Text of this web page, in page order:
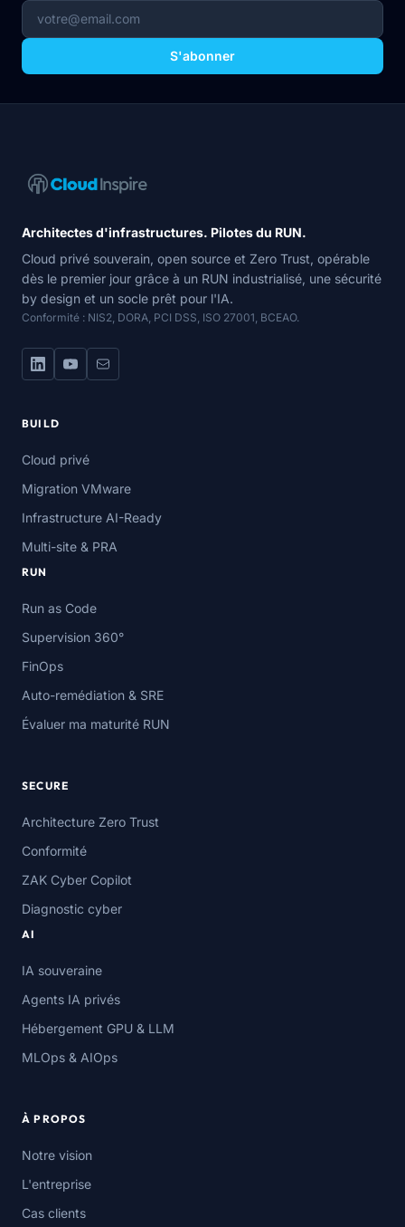
S'abonner
Architectes d'infrastructures. Pilotes du RUN.
Cloud privé souverain, open source et Zero Trust, opérable
dès le premier jour grâce à un RUN industrialisé, une sécurité
by design et un socle prêt pour l'IA.
Conformité : NIS2, DORA, PCI DSS, ISO 27001, BCEAO.
BUILD
Cloud privé
Migration VMware
Infrastructure AI-Ready
Multi-site & PRA
RUN
Run as Code
Supervision 360°
FinOps
Auto-remédiation & SRE
Évaluer ma maturité RUN
SECURE
Architecture Zero Trust
Conformité
ZAK Cyber Copilot
Diagnostic cyber
AI
IA souveraine
Agents IA privés
Hébergement GPU & LLM
MLOps & AIOps
À PROPOS
Notre vision
L'entreprise
Cas clients